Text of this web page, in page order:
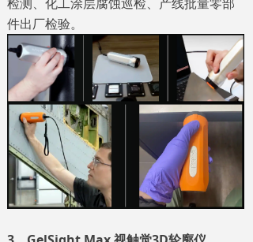
件出厂检验。